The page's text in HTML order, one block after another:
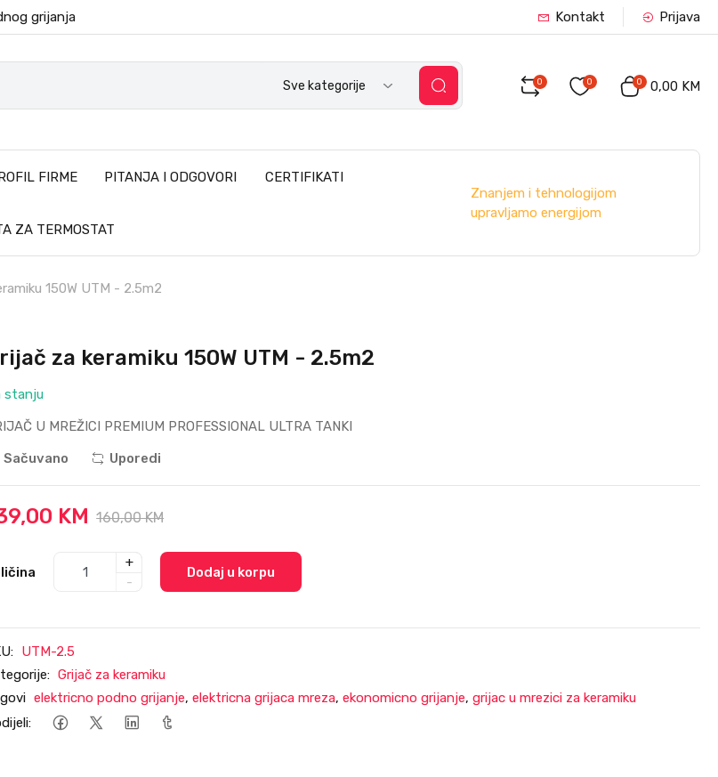
grijanja Kontakt Prijava
Sve kategorije 0 0 0 0,00 KM
FIRME PITANJA I ODGOVORI CERTIFIKATI
ZA TERMOSTAT
Znanjem i tehnologijom
upravljamo energijom
150W UTM - 2.5m2
za keramiku 150W UTM - 2.5m2
stanju
U MREŽICI PREMIUM PROFESSIONAL ULTRA TANKI
Sačuvano
Uporedi
KM 160,00 KM
+
-
Dodaj u korpu
UTM-2.5
Grijač za keramiku
elektricno podno grijanje,elektricna grijaca mreza,ekonomicno grijanje,grijac u mrezici za keramiku